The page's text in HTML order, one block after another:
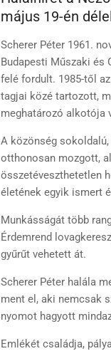
május 19-én
Scherer Péter 1961.
Budapesti Műszaki és
felé fordult. 1985-től
tagjai közé tartozott,
meghatározó alkotója
A közönség
otthonosan mozgott,
összetéveszthetetlen
életének egyik ismert
Munkásságát több
Érdemrend
gyűrűt vehetett át.
Scherer Péter halála
ment el, aki nemcsak
nyomot hagyott
Emlékét családja,